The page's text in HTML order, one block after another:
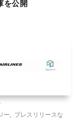
を公開
ー
プレスリリースな